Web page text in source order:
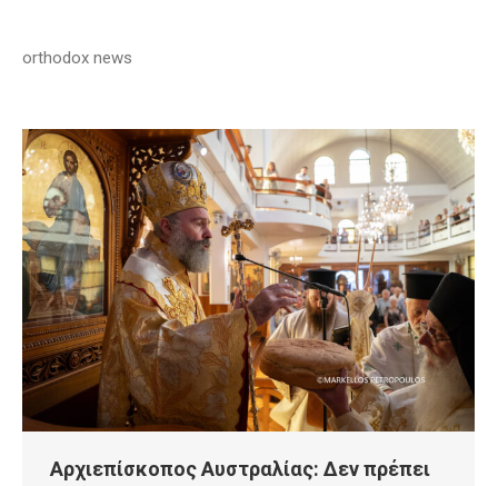
orthodox news
Αρχιεπίσκοπος Αυστραλίας: Δεν πρέπει